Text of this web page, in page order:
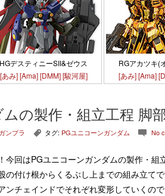
HGデスティニーSII&ゼウス
[あみ] [Ama] [DMM] [駿河屋]
RGアカツキ(
[あみ] [Ama]
の製作・組立工程 脚
ガンプラ , タグ: PGユニコーンガンダム c No
今回はPGユニコーンガンダムの製作・
の付け根からくるぶし上までの組み立て
ンチェインドでそれぞれ変形していくの